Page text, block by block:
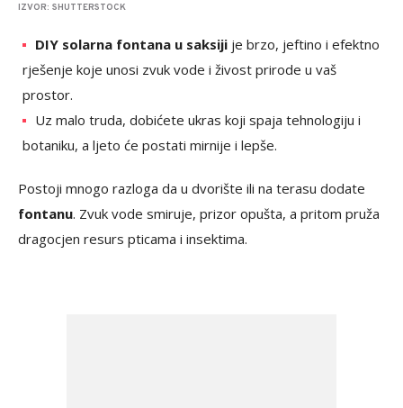
IZVOR: SHUTTERSTOCK
DIY solarna fontana u saksiji je brzo, jeftino i efektno
rješenje koje unosi zvuk vode i živost prirode u vaš
prostor.
Uz malo truda, dobićete ukras koji spaja tehnologiju i
botaniku, a ljeto će postati mirnije i lepše.
Postoji mnogo razloga da u dvorište ili na terasu dodate
fontanu. Zvuk vode smiruje, prizor opušta, a pritom pruža
dragocjen resurs pticama i insektima.